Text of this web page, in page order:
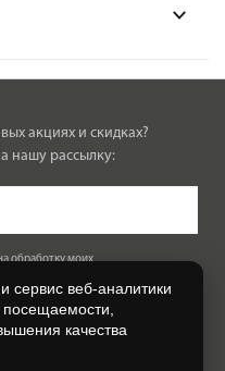
акциях и скидках?
нашу рассылку:
обработку моих
.
веб-аналитики
качества